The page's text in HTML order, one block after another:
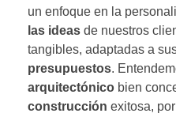
un enfoque en la
las ideas de nuestros
tangibles, adaptadas a
presupuestos.
arquitectónico bien
construcción exitosa,